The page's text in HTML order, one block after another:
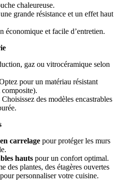
chaleureuse.
grande résistance et un effet haut
économique et facile d’entretien.
gaz ou vitrocéramique selon
pour un matériau résistant
Choisissez des modèles encastrables
carrelage pour protéger les murs
hauts pour un confort optimal.
des plantes, des étagères ouvertes
personnaliser votre cuisine.